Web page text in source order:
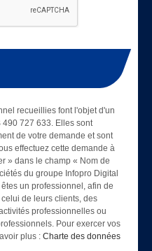
recueillies font l'objet d'un
490 727 633. Elles sont
de votre demande et sont
effectuez cette demande à
» dans le champ « Nom de
du groupe Infopro Digital
un professionnel, afin de
de leurs clients, des
professionnelles ou
Pour exercer vos
plus : Charte des données